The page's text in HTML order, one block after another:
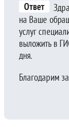
Ответ
на Ваше
услуг
выложить в
дня.
Благодарим